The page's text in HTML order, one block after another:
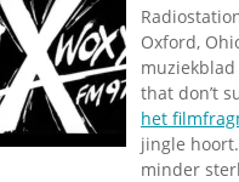
Oxford,
muziekblad
that don’t
het
jingle
minder